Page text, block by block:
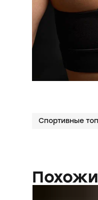
Спортивные